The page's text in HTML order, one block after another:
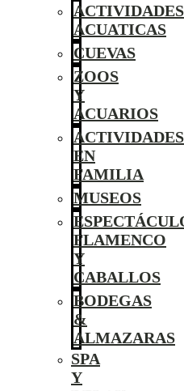
ACTIVIDADES
ACUATICAS
CUEVAS
ZOOS
Y
ACUARIOS
ACTIVIDADES
EN
FAMILIA
MUSEOS
FLAMENCO
Y
CABALLOS
BODEGAS
&
ALMAZARAS
SPA
Y